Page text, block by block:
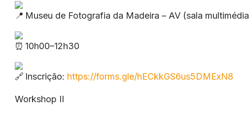
Museu de Fotografia da Madeira – AV (sala
10h00–12h30
Inscrição: https://forms.gle/hECkkGS6us5DMExN8
Workshop II